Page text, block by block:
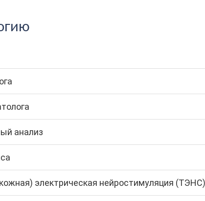
анализ
электрическая нейростимуляция